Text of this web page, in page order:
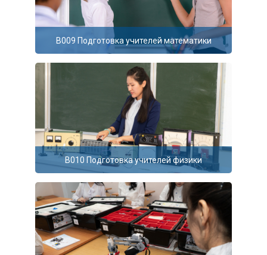
B009 Подготовка учителей математики
B010 Подготовка учителей физики